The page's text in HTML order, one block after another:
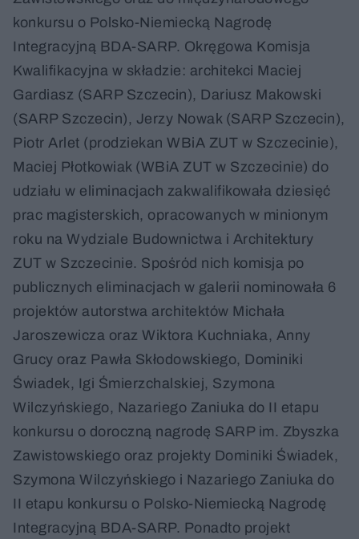
konkursu o Polsko-Niemiecką Nagrodę
Integracyjną BDA-SARP. Okręgowa Komisja
Kwalifikacyjna w składzie: architekci Maciej
Gardiasz (SARP Szczecin), Dariusz Makowski
(SARP Szczecin), Jerzy Nowak (SARP Szczecin),
Piotr Arlet (prodziekan WBiA ZUT w Szczecinie),
Maciej Płotkowiak (WBiA ZUT w Szczecinie) do
udziału w eliminacjach zakwalifikowała dziesięć
prac magisterskich, opracowanych w minionym
roku na Wydziale Budownictwa i Architektury
ZUT w Szczecinie. Spośród nich komisja po
publicznych eliminacjach w galerii nominowała 6
projektów autorstwa architektów Michała
Jaroszewicza oraz Wiktora Kuchniaka, Anny
Grucy oraz Pawła Skłodowskiego, Dominiki
Świadek, Igi Śmierzchalskiej, Szymona
Wilczyńskiego, Nazariego Zaniuka do II etapu
konkursu o doroczną nagrodę SARP im. Zbyszka
Zawistowskiego oraz projekty Dominiki Świadek,
Szymona Wilczyńskiego i Nazariego Zaniuka do
II etapu konkursu o Polsko-Niemiecką Nagrodę
Integracyjną BDA-SARP. Ponadto projekt